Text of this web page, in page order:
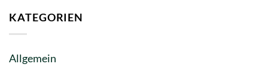
KATEGORIEN
Allgemein